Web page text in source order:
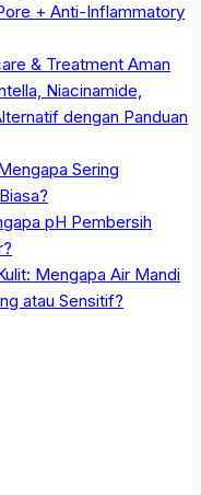
+ Anti-Inflammatory
& Treatment Aman
Niacinamide,
dengan Panduan
Sering
pH Pembersih
Mengapa Air Mandi
atau Sensitif?